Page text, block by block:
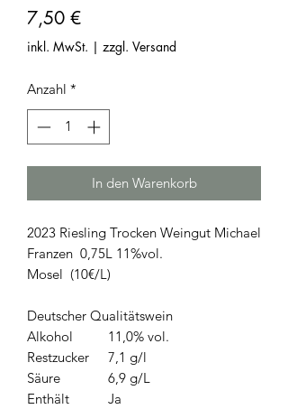
7,50 €Preis
inkl. MwSt. | zzgl. Versand
Anzahl *
In den Warenkorb
2023 Riesling Trocken Weingut Michael
Franzen 0,75L 11%vol.
Mosel (10€/L)
Deutscher Qualitätswein
Alkohol
11,0% vol.
Restzucker
7,1 g/l
Säure
6,9 g/L
Enthält
Ja